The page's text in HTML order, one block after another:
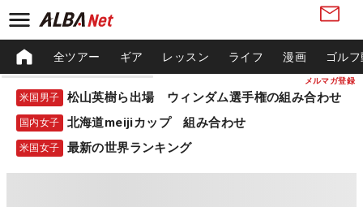
メルマガ登録
全ツアー ギア レッスン ライフ 漫画 ゴル
米国男子 松山英樹ら出場 ウィンダム選手権の組み合わせ
国内女子 北海道meijiカップ 組み合わせ
米国女子 最新の世界ランキング